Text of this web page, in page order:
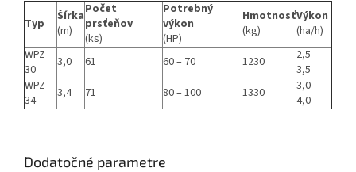
Typ
Šírka
(m)
Počet
prsťeňov
(ks)
Potrebný
výkon
(HP)
Hmotnosť
(kg)
Výkon
(ha/h)
WPZ
30
3,0 61 60 – 70 1230
2,5 –
3,5
WPZ
34
3,4 71 80 – 100 1330
3,0 –
4,0
Dodatočné parametre